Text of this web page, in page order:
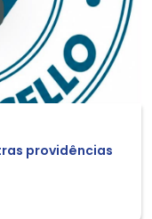
providências